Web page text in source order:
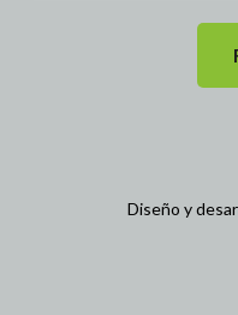
Diseño y